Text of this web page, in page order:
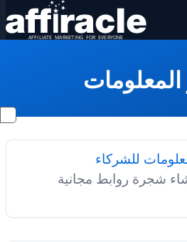
للشركاء
شجرة روابط مجانية